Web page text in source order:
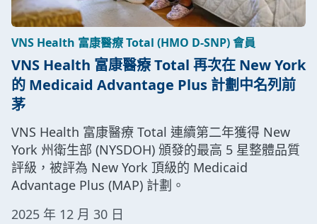
VNS Health 富康醫療 Total (HMO D-SNP) 會員
VNS Health 富康醫療 Total 再次在 New York
的 Medicaid Advantage Plus 計劃中名列前
茅
VNS Health 富康醫療 Total 連續第二年獲得 New
York 州衛生部 (NYSDOH) 頒發的最高 5 星整體品質
評級，被評為 New York 頂級的 Medicaid
Advantage Plus (MAP) 計劃。
2025 年 12 月 30 日